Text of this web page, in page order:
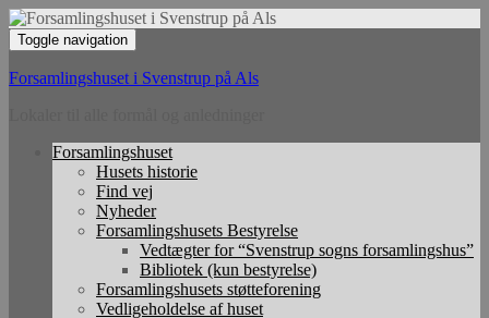
Toggle navigation
Forsamlingshuset i Svenstrup på Als
Forsamlingshuset
Husets historie
Find vej
Nyheder
Forsamlingshusets Bestyrelse
Vedtægter for “Svenstrup sogns forsamlingshus”
Bibliotek (kun bestyrelse)
Forsamlingshusets støtteforening
Vedligeholdelse af huset